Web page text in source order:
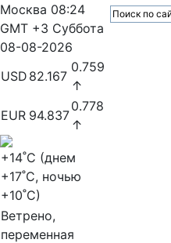
Москва 08:24
GMT +3 Суббота
08-08-2026
USD 82.167
0.759
↑
EUR 94.837
0.778
↑
+14˚C (днем
+17˚C, ночью
+10˚C)
Ветрено,
переменная